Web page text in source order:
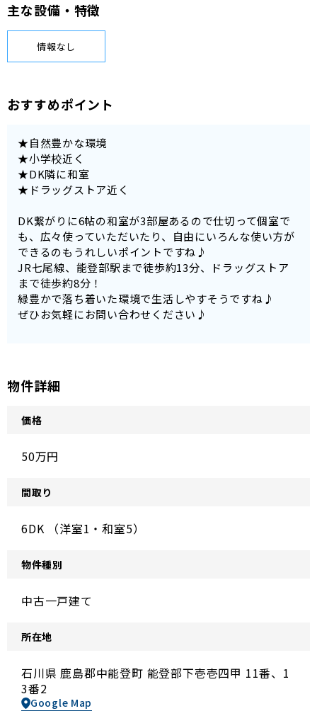
主な設備・特徴
情報なし
おすすめポイント
★自然豊かな環境
★小学校近く
★DK隣に和室
★ドラッグストア近く
DK繋がりに6帖の和室が3部屋あるので仕切って個室で
も、広々使っていただいたり、自由にいろんな使い方が
できるのもうれしいポイントですね♪
JR七尾線、能登部駅まで徒歩約13分、ドラッグストア
まで徒歩約8分！
緑豊かで落ち着いた環境で生活しやすそうですね♪
ぜひお気軽にお問い合わせください♪
物件詳細
価格
50万円
間取り
6DK （洋室1・和室5）
物件種別
中古一戸建て
所在地
石川県 鹿島郡中能登町 能登部下壱壱四甲 11番、1
3番2
Google Map